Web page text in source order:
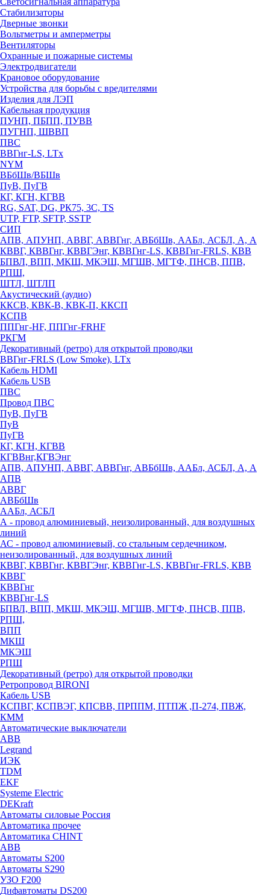
Стабилизаторы
Дверные звонки
Вольтметры и амперметры
Вентиляторы
Охранные и пожарные системы
Электродвигатели
Крановое оборудование
Устройства для борьбы с вредителями
Изделия для ЛЭП
Кабельная продукция
ПУНП, ПБПП, ПУВВ
ПУГНП, ШВВП
ПВС
ВВГнг-LS, LTx
NYM
ВБбШв/ВБШв
ПуВ, ПуГВ
КГ, КГН, КГВВ
RG, SAT, DG, РК75, 3С, TS
UTP, FTP, SFTP, SSTP
СИП
АПВ, АПУНП, АВВГ, АВВГнг, АВБбШв, ААБл, АСБЛ, А, А
КВВГ, КВВГнг, КВВГЭнг, КВВГнг-LS, КВВГнг-FRLS, КВВ
БПВЛ, ВПП, МКШ, МКЭШ, МГШВ, МГТФ, ПНСВ, ППВ,
РПШ,
ШТЛ, ШТЛП
Акустический (аудио)
ККСВ, КВК-В, КВК-П, ККСП
КСПВ
ППГнг-HF, ППГнг-FRHF
РКГМ
Декоративный (ретро) для открытой проводки
ВВГнг-FRLS (Low Smoke), LTx
Кабель HDMI
Кабель USB
ПВС
Провод ПВС
ПуВ, ПуГВ
ПуВ
ПуГВ
КГ, КГН, КГВВ
КГВВнг,КГВЭнг
АПВ, АПУНП, АВВГ, АВВГнг, АВБбШв, ААБл, АСБЛ, А, А
АПВ
АВВГ
АВБбШв
ААБл, АСБЛ
А - провод алюминиевый, неизолированный, для воздушных
линий
АС - провод алюминиевый, со стальным сердечником,
неизолированный, для воздушных линий
КВВГ, КВВГнг, КВВГЭнг, КВВГнг-LS, КВВГнг-FRLS, КВВ
КВВГ
КВВГнг
КВВГнг-LS
БПВЛ, ВПП, МКШ, МКЭШ, МГШВ, МГТФ, ПНСВ, ППВ,
РПШ,
ВПП
МКШ
МКЭШ
РПШ
Декоративный (ретро) для открытой проводки
Ретропровод BIRONI
Кабель USB
КСПВГ, КСПВЭГ, КПСВВ, ПРППМ, ПТПЖ ,П-274, ПВЖ,
КММ
Автоматические выключатели
ABB
Legrand
ИЭК
TDM
EKF
Systeme Electric
DEKraft
Автоматы силовые Россия
Автоматика прочее
Автоматика CHINT
ABB
Автоматы S200
Автоматы S290
УЗО F200
Дифавтоматы DS200